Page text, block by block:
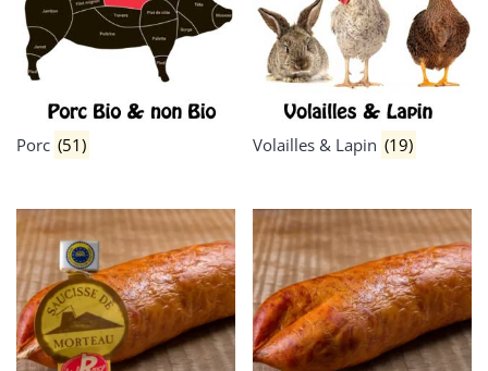
Porc (51) Volailles & Lapin (19)